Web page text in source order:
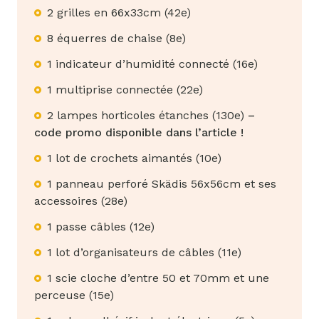
2 grilles en 66x33cm (42e)
8 équerres de chaise (8e)
1 indicateur d’humidité connecté (16e)
1 multiprise connectée (22e)
2 lampes horticoles étanches (130e) –
code promo disponible dans l’article !
1 lot de crochets aimantés (10e)
1 panneau perforé Skädis 56x56cm et ses
accessoires (28e)
1 passe câbles (12e)
1 lot d’organisateurs de câbles (11e)
1 scie cloche d’entre 50 et 70mm et une
perceuse (15e)